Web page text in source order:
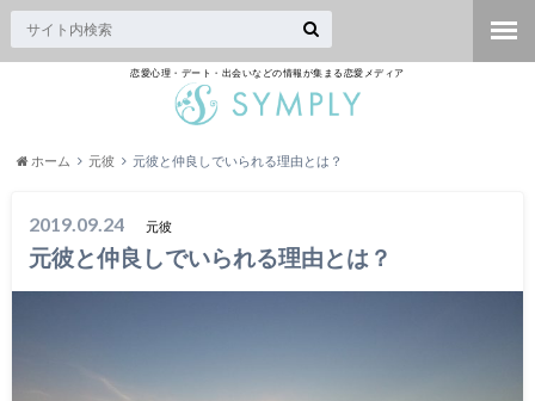
恋愛心理・デート・出会いなどの情報が集まる恋愛メディア
ホーム 元彼 元彼と仲良しでいられる理由とは？
2019.09.24 元彼
元彼と仲良しでいられる理由とは？